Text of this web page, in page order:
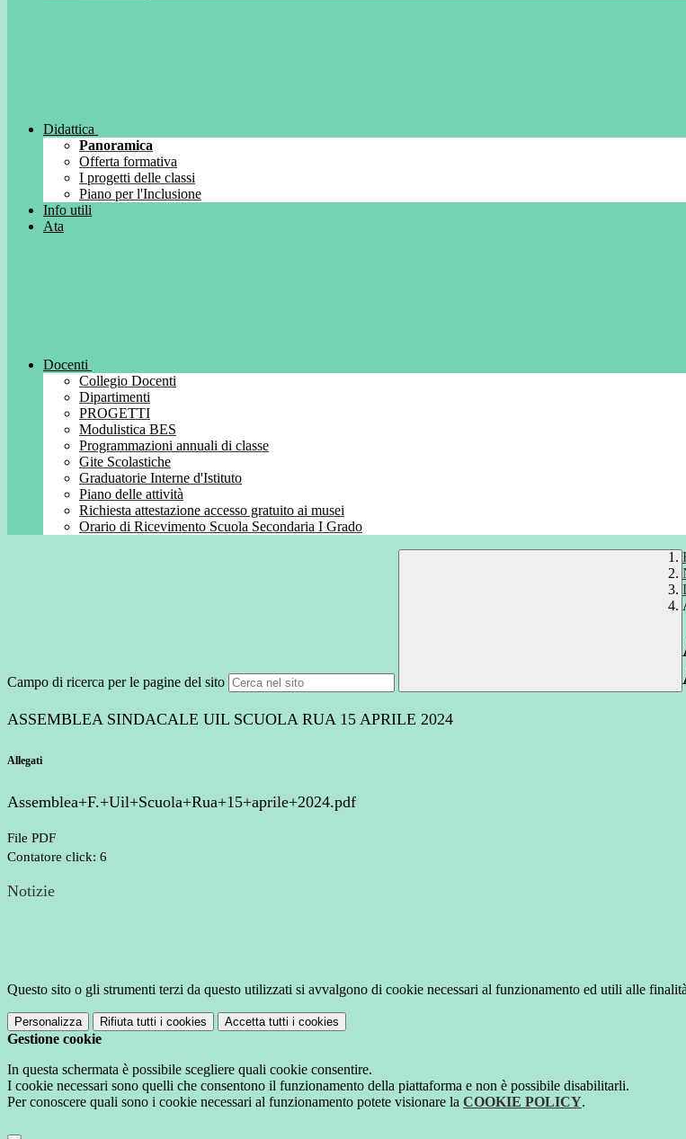
Didattica
Panoramica
Offerta formativa
I progetti delle classi
Piano per l'Inclusione
Info utili
Ata
Docenti
Collegio Docenti
Dipartimenti
PROGETTI
Modulistica BES
Programmazioni annuali di classe
Gite Scolastiche
Graduatorie Interne d'Istituto
Piano delle attività
Richiesta attestazione accesso gratuito ai musei
Orario di Ricevimento Scuola Secondaria I Grado
Campo di ricerca per le pagine del sito
ASSEMBLEA SINDACALE UIL SCUOLA RUA 15 APRILE 2024
Allegati
Assemblea+F.+Uil+Scuola+Rua+15+aprile+2024.pdf
File PDF
Contatore click: 6
Notizie
Questo sito o gli strumenti terzi da questo utilizzati si avvalgono di cookie necessari al funzionamento ed utili alle
Personalizza Rifiuta tutti i cookies Accetta tutti i cookies
Gestione cookie
In questa schermata è possibile scegliere quali cookie consentire.
I cookie necessari sono quelli che consentono il funzionamento della piattaforma e non è possibile disabilitarli.
Per conoscere quali sono i cookie necessari al funzionamento potete visionare la COOKIE POLICY.